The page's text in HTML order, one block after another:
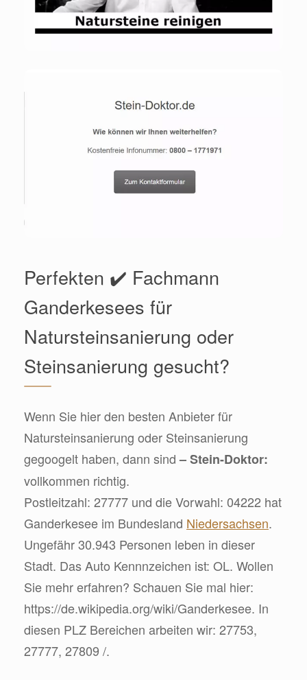
Perfekten ✔️ Fachmann
Ganderkesees für
Natursteinsanierung oder
Steinsanierung gesucht?
Wenn Sie hier den besten Anbieter für
Natursteinsanierung oder Steinsanierung
gegoogelt haben, dann sind– Stein-Doktor:
vollkommen richtig.
Postleitzahl: 27777 und die Vorwahl: 04222 hat
Ganderkesee im Bundesland Niedersachsen.
Ungefähr 30.943 Personen leben in dieser
Stadt. Das Auto Kennnzeichen ist: OL. Wollen
Sie mehr erfahren? Schauen Sie mal hier:
https://de.wikipedia.org/wiki/Ganderkesee. In
diesen PLZ Bereichen arbeiten wir: 27753,
27777, 27809 /.